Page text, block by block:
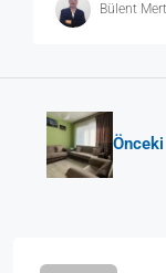
Bülent
Önceki